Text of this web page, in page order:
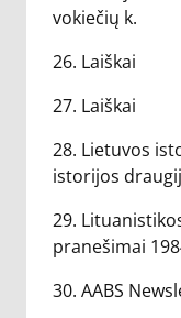
vokiečių k.
26. Laiškai
27. Laiškai
28. Lietuvos
istorijos
29.
pranešimai
30. AABS